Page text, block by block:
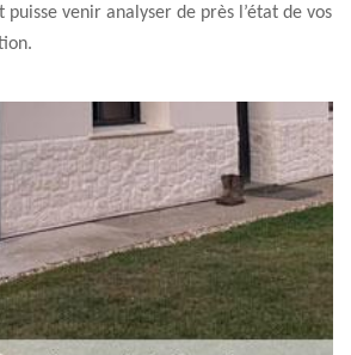
venir analyser de près l’état de vos